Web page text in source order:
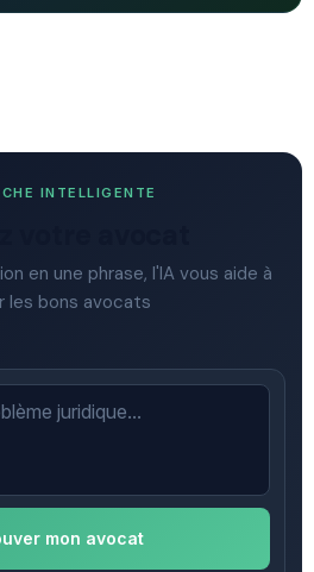
INTELLIGENTE
en une phrase, l'IA vous aide à
les bons avocats
mon avocat